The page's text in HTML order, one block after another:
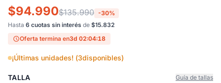
$94.990$135.990 -30%
Hasta 6 cuotas sin interés de $15.832
Oferta termina en3d 02:04:17
¡Últimas unidades! (3disponibles)
TALLA Guía de tallas